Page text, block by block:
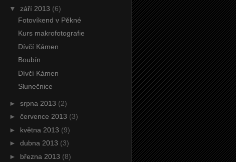
▼ září 2013 (6)
Fotovíkend v Pěkné
Kurs makrofotografie
Dívčí Kámen
Boubín
Dívčí Kámen
Slunečnice
► srpna 2013 (2)
► července 2013 (3)
► května 2013 (9)
► dubna 2013 (3)
► března 2013 (8)